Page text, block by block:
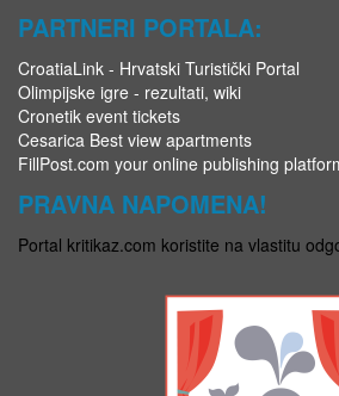
PARTNERI PORTALA:
CroatiaLink - Hrvatski Turistički Portal
Olimpijske igre - rezultati, wiki
Cronetik event tickets
Cesarica Best view apartments
FillPost.com your online publishing
PRAVNA NAPOMENA!
Portal kritikaz.com koristite na vlastitu